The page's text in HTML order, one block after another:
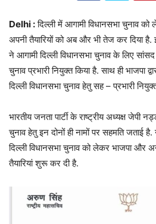
Delhi :दिल्ली में आगामी विधानसभा चुनाव को
अपनी तैयारियों को अब और भी तेज कर दिया है.
ने आगामी दिल्ली विधानसभा चुनाव के लिए
चुनाव प्रभारी नियुक्त किया है. साथ ही भाजपा
दिल्ली विधानसभा चुनाव हेतु सह – प्रभारी
भारतीय जनता पार्टी के राष्ट्रीय अध्यक्ष जेपी
चुनाव हेतु इन दोनों ही नामों पर सहमति जताई
दिल्ली विधानसभा चुनाव को लेकर भाजपा और
तैयारियां शुरू कर दी है.